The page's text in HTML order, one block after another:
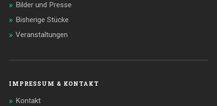
Bilder und Presse
Bisherige Stücke
Veranstaltungen
IMPRESSUM & KONTAKT
Kontakt